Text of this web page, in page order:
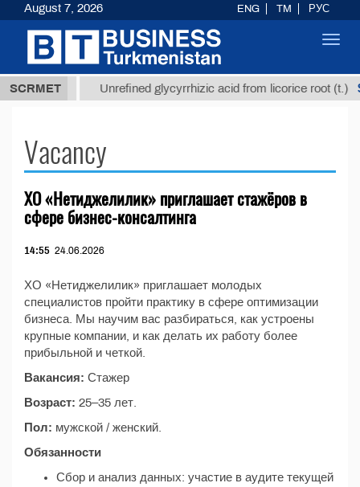
SCRMET
ТМТ Unrefined glycyrrhizic acid from licorice root (t.)
Vacancy
ХО «Нетиджелилик» приглашает стажёров в
сфере бизнес-консалтинга
14:55 24.06.2026
ХО «Нетиджелилик» приглашает молодых
специалистов пройти практику в сфере оптимизации
бизнеса. Мы научим вас разбираться, как устроены
крупные компании, и как делать их работу более
прибыльной и четкой.
Вакансия: Стажер
Возраст: 25–35 лет.
Пол: мужской / женский.
Обязанности
Сбор и анализ данных: участие в аудите текущей
August 7, 2026 ENG TM РУС